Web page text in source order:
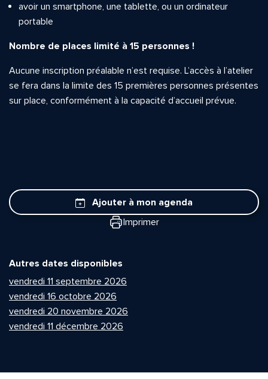
avoir un smartphone, une tablette, ou un ordinateur
portable
Nombre de places limité à 15 personnes !
Aucune inscription préalable n’est requise. L’accès à l’atelier
se fera dans la limite des 15 premières personnes présentes
sur place, conformément à la capacité d’accueil prévue.
Ajouter à mon agenda
Imprimer
Autres dates disponibles
vendredi 11 septembre 2026
vendredi 16 octobre 2026
vendredi 20 novembre 2026
vendredi 11 décembre 2026